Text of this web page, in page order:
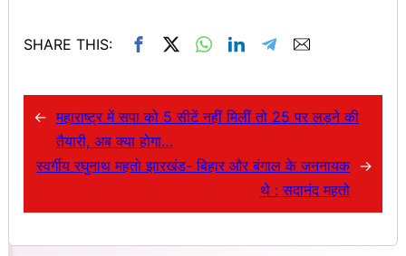
SHARE THIS:
← महाराष्ट्र में सपा को 5 सीटें नहीं मिलीं तो 25 पर लड़ने की
तैयारी, अब क्या होगा…
स्वर्गीय रघुनाथ महतो झारखंड- बिहार और बंगाल के जननायक
थे : सदानंद महतो
→